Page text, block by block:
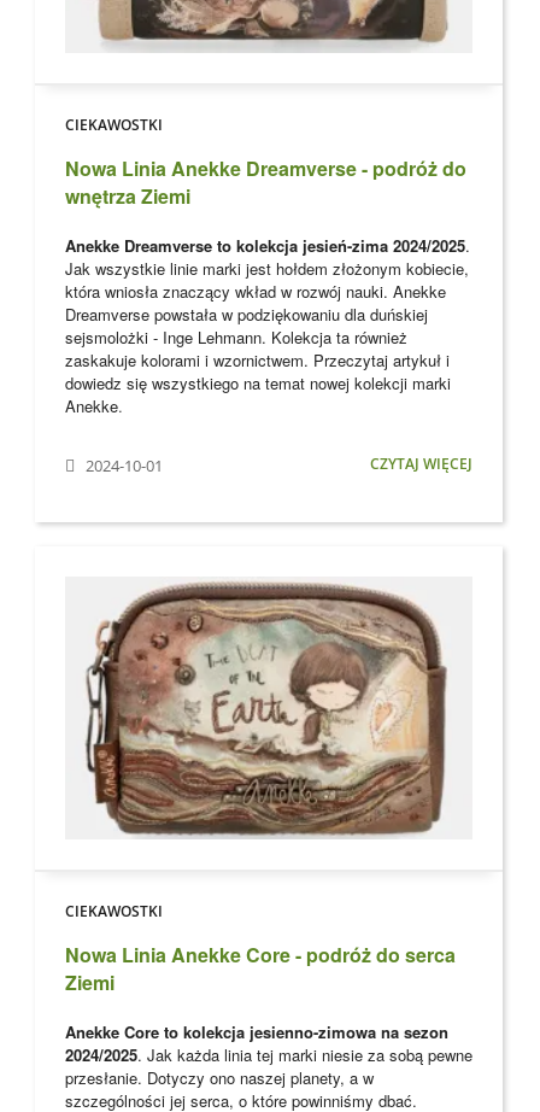
CIEKAWOSTKI
Nowa Linia Anekke Dreamverse - podróż do
wnętrza Ziemi
Anekke Dreamverse to kolekcja jesień-zima 2024/2025.
Jak wszystkie linie marki jest hołdem złożonym kobiecie,
która wniosła znaczący wkład w rozwój nauki. Anekke
Dreamverse powstała w podziękowaniu dla duńskiej
sejsmolożki - Inge Lehmann. Kolekcja ta również
zaskakuje kolorami i wzornictwem. Przeczytaj artykuł i
dowiedz się wszystkiego na temat nowej kolekcji marki
Anekke.
2024-10-01 CZYTAJ WIĘCEJ
CIEKAWOSTKI
Nowa Linia Anekke Core - podróż do serca
Ziemi
Anekke Core to kolekcja jesienno-zimowa na sezon
2024/2025. Jak każda linia tej marki niesie za sobą pewne
przesłanie. Dotyczy ono naszej planety, a w
szczególności jej serca, o które powinniśmy dbać.